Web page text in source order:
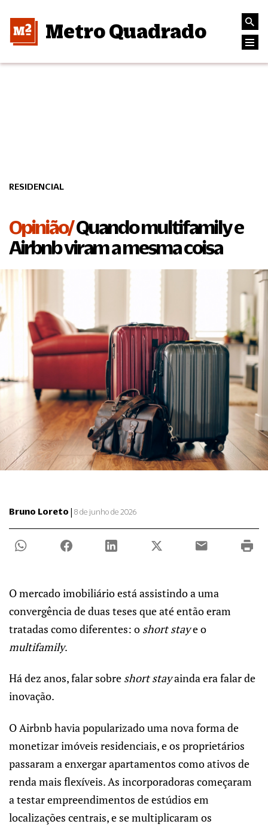
Metro Quadrado
RESIDENCIAL
Opinião/Quando multifamily e
Airbnb viram a mesma coisa
Bruno Loreto | 8 de junho de 2026
O mercado imobiliário está assistindo a uma
convergência de duas teses que até então eram
tratadas como diferentes: o short staye o
multifamily.
Há dez anos, falar sobre short stayainda era falar de
inovação.
O Airbnb havia popularizado uma nova forma de
monetizar imóveis residenciais, e os proprietários
passaram a enxergar apartamentos como ativos de
renda mais flexíveis. As incorporadoras começaram
a testar empreendimentos de estúdios em
localizações centrais, e se multiplicaram os